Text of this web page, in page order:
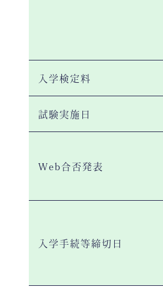
入学検定料
試験実施日
Web合否発表
入学手続等締切日